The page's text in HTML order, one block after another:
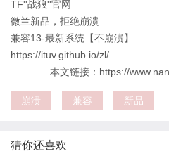
TF''战狼''官网
微兰新品，拒绝崩溃
兼容13-最新系统【不崩溃】
https://ituv.github.io/zl/
本文链接：https://
崩溃 兼容 新品
猜你还喜欢